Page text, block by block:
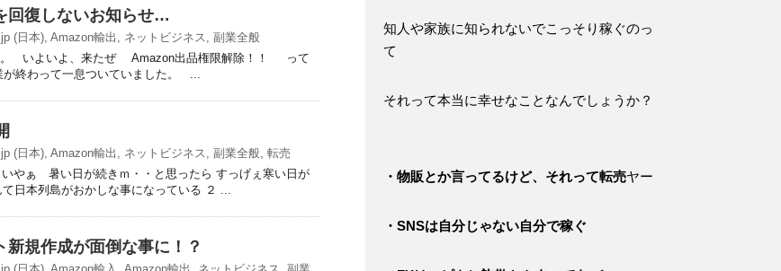
復しないお知らせ…
(日本), Amazon輸出 , ネットビジネス, 副業全般
。 いよいよ、来たぜ Amazon出品権限解除！！ って
が終わって一息ついていました。 ...
(日本), Amazon輸出 , ネットビジネス, 副業全般, 転売
やぁ 暑い日が続きｍ・・と思ったら すっげぇ寒い日が
日本列島がおかしな事になっている ２ ...
規作成が面倒な事に！？
知人や家族に知られないでこっそり稼ぐのっ
て
それって本当に幸せなことなんでしょうか？
・物販とか言ってるけど、それって転売ヤー
・SNSは自分じゃない自分で稼ぐ